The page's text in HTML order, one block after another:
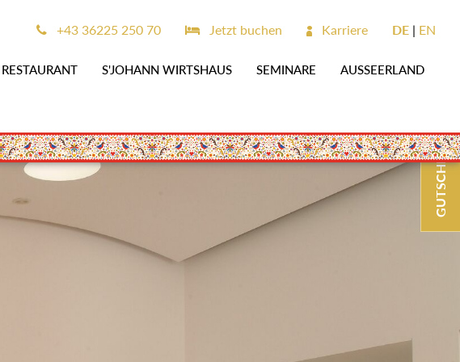
RESTAURANT S'JOHANN WIRTSHAUS SEMINARE AUSSEERLAND
+43 36225 250 70 Jetzt buchen Karriere DE EN
GUTSCHEINE